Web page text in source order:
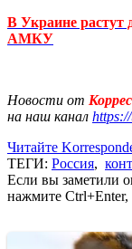
В Украине растут
АМКУ
Новости от
на наш канал
Читайте
ТЕГИ: Россия,
Если вы заметили
нажмите Ctrl+Enter,